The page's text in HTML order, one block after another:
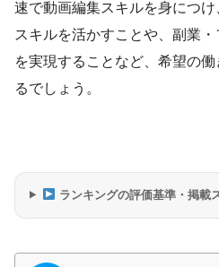
速で動画編集スキルを身につ
スキルを活かすことや、副業
を実現することなど、希望の
るでしょう。
ランキングの評価基準・掲載